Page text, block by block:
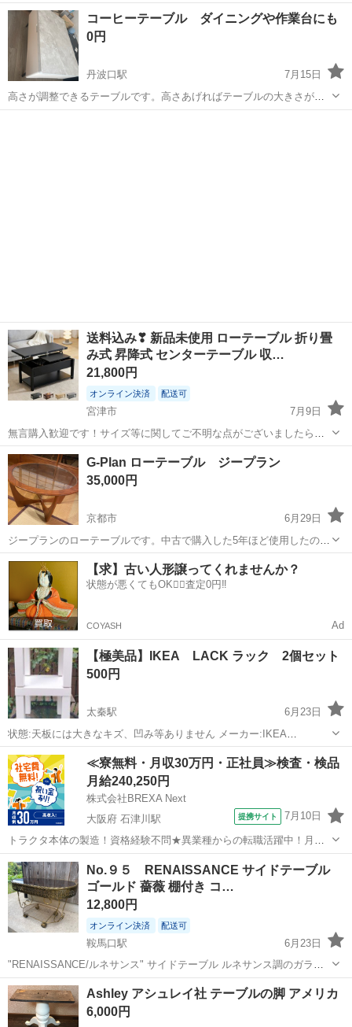
京都 京都市 テーブル
コーヒーテーブル ダイニングや作業台にも
0円
丹波口駅
7月15日
高さが調整できるテーブルです。高さあげればテーブルの大きさが変
えれるのでパーティなどのときには重宝します。 高さを上げてパソコ
送料込み❣ 新品未使用 ローテーブル 折り畳
み式 昇降式 センターテーブル 収…
21,800円
オンライン決済 配送可
宮津市
7月9日
無言購入歓迎です！サイズ等に関してご不明な点がございましたら、
ご遠慮なくお問い合わせください。 郵送のみのご対応となりますので
よろしくお願いします。 北海道、沖縄は別途送料がかかる場合がござ
いますので、該当地域の方はコメ...
京都 宮津市
G-Plan ローテーブル ジープラン
35,000円
京都市
6月29日
ジープランのローテーブルです。中古で購入した5年ほど使用したので
すが趣味が変わったので出品します。ステッカーが無くなってしまっ
たのと急いでいる為こちらの価格にさせて頂きました。 北白川まで取
りにきてくださる方へ。
京都 京都市 テーブル
【求】古い人形譲ってくれませんか？
状態が悪くてもOK🙆‍♀️査定0円‼️
COYASH Ad
【極美品】IKEA LACK ラック 2個セット
500円
太秦駅
6月23日
状態:天板には大きなキズ、凹み等ありません メーカー:IKEA
https://www.ikea.com/jp/ja/p/lack-side-table-white-10514792/ 長さ: 35
cm 幅:...
京都 京都市 太秦駅 テーブル ラック
≪寮無料・月収30万円・正社員≫検査・検品
月給240,250円
株式会社BREXA Next
大阪府 石津川駅
提携サイト 7月10日
トラクタ本体の製造！資格経験不問★異業種からの転職活躍中！月収
例29万円以上！生活支援物資事前対応可◎即日入寮OK！寮費はずっと
無料＆備品付き1R寮完備！赴任旅費会社負担！工場まで無料送迎あり
◎《大阪府堺市》 人気の工場の...
大阪 堺市
No.９５ RENAISSANCE サイドテーブル
ゴールド 薔薇 棚付き コ…
12,800円
オンライン決済 配送可
鞍馬口駅
6月23日
"RENAISSANCE/ルネサンス" サイドテーブル ルネサンス調のガラス
サイドテーブルです。 細やかな装飾が施されたゴールドの真鍮のボデ
ィに、ガラス天板の落ち着いた色味の薔薇が程よくアクセントとなっ
た上品な佇まい...
京都 京都市 テーブル サイドテーブル
Ashley アシュレイ社 テーブルの脚 アメリカ
6,000円